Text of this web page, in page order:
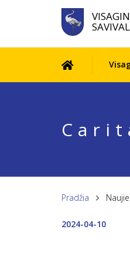
Pradžia
2024-04-10